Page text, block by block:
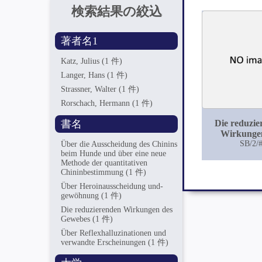
検索結果の絞込
著者名1
Katz, Julius(1 件)
Langer, Hans(1 件)
Strassner, Walter(1 件)
Rorschach, Hermann(1 件)
書名
Über die Ausscheidung des Chinins
beim Hunde und über eine neue
Methode der quantitativen
Chininbestimmung(1 件)
Über Heroinausscheidung und-
gewöhnung(1 件)
Die reduzierenden Wirkungen des
Gewebes(1 件)
Über Reflexhalluzinationen und
verwandte Erscheinungen(1 件)
Die
SB/2/#